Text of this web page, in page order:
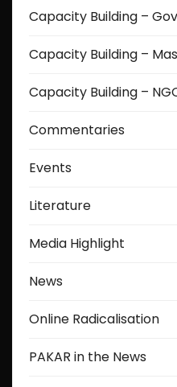
Capacity Building –
Capacity Building –
Capacity Building –
Commentaries
Events
Literature
Media Highlight
News
Online Radicalisation
PAKAR in the News